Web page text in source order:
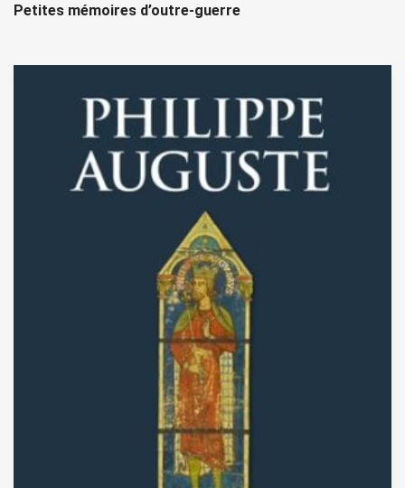
Petites mémoires d’outre-guerre